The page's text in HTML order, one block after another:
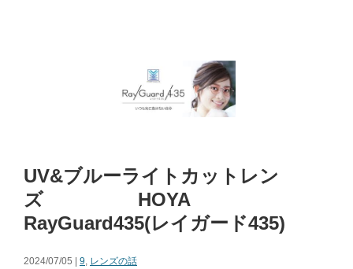
UV&ブルーライトカットレン
ズ HOYA
RayGuard435(レイガード435)
2024/07/05 | 9, レンズの話